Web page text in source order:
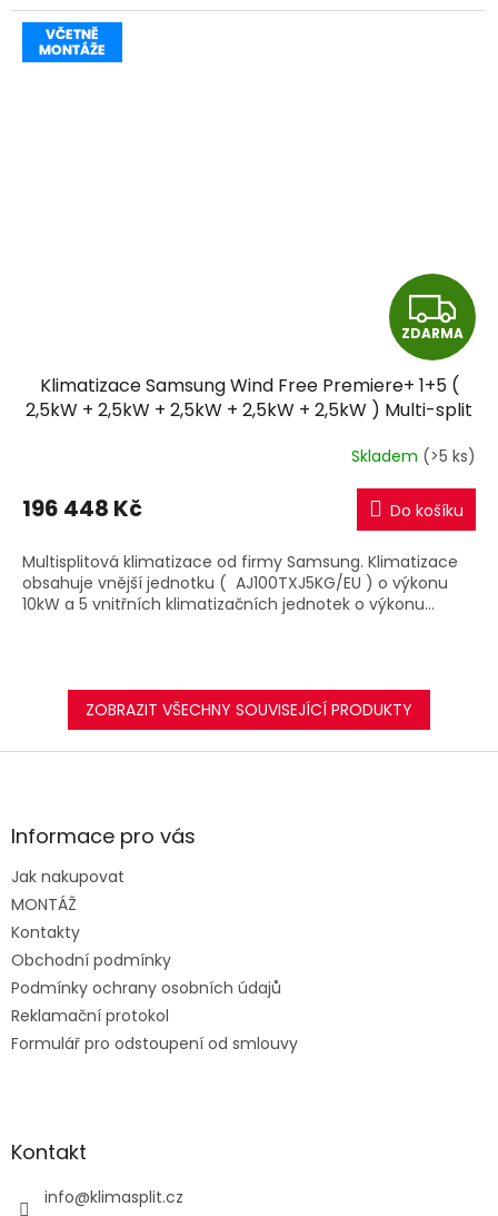
Z
D
A
R
M
A
ZDARMA
Klimatizace Samsung Wind Free Premiere+ 1+5 (
2,5kW + 2,5kW + 2,5kW + 2,5kW + 2,5kW ) Multi-split
Skladem (>5 ks)
196 448 Kč Do košíku
Multisplitová klimatizace od firmy Samsung. Klimatizace
obsahuje vnější jednotku ( AJ100TXJ5KG/EU ) o výkonu
10kW a 5 vnitřních klimatizačních jednotek o výkonu...
ZOBRAZIT VŠECHNY SOUVISEJÍCÍ PRODUKTY
Z
aInformace pro vás
Jak nakupovat
MONTÁŽ
Kontakty
Obchodní podmínky
Podmínky ochrany osobních údajů
Reklamační protokol
Formulář pro odstoupení od smlouvy
Kontakt
info@klimasplit.cz